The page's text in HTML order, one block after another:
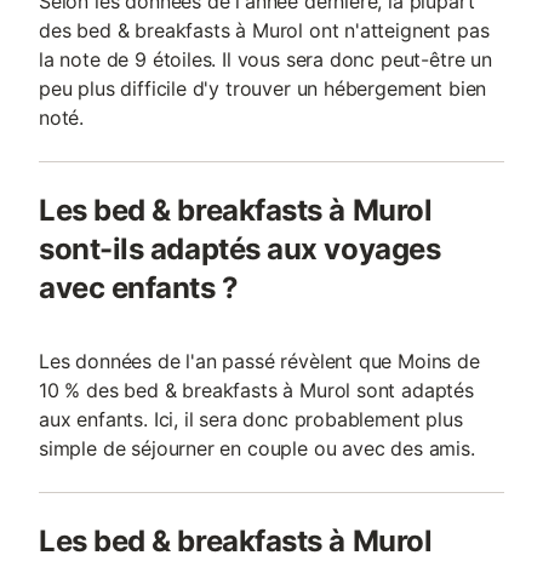
des bed & breakfasts à Murol ont n'atteignent pas
la note de 9 étoiles. Il vous sera donc peut-être un
peu plus difficile d'y trouver un hébergement bien
noté.
Les bed & breakfasts à Murol
sont-ils adaptés aux voyages
avec enfants ?
Les données de l'an passé révèlent que Moins de
10 % des bed & breakfasts à Murol sont adaptés
aux enfants. Ici, il sera donc probablement plus
simple de séjourner en couple ou avec des amis.
Les bed & breakfasts à Murol